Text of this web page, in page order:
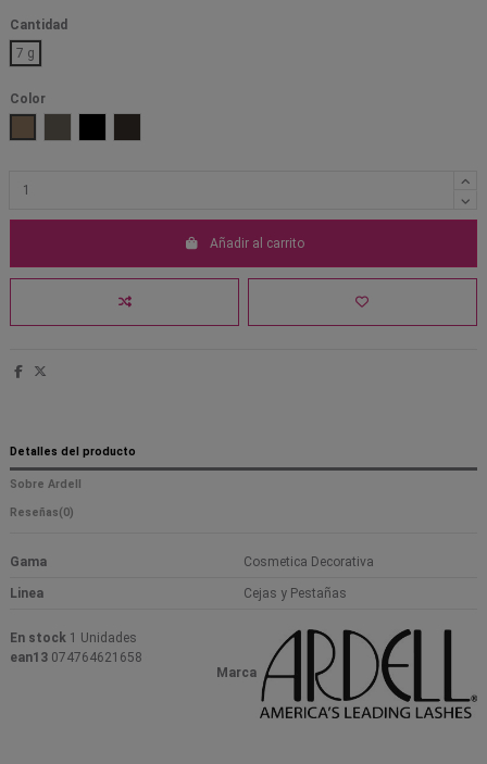
Cantidad
7 g
Color
Añadir al carrito
Detalles del producto
Sobre Ardell
Reseñas(0)
Gama Cosmetica Decorativa
Linea Cejas y Pestañas
Marca
En stock 1 Unidades
ean13 074764621658